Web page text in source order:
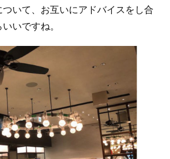
いて、お互いにアドバイスをし合
いですね。